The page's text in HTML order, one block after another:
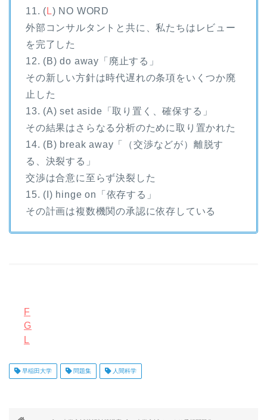
11. ( L) NO WORD
外部コンサルタントと共に、私たちはレビュー
を完了した
12. (B) do away「廃止する」
その新しい方針は時代遅れの条項をいくつか廃
止した
13. (A) set aside「取り置く、確保する」
その結果はさらなる分析のために取り置かれた
14. (B) break away「（交渉などが）離脱す
る、決裂する」
交渉は合意に至らず決裂した
15. (I) hinge on「依存する」
その計画は複数機関の承認に依存している
F
G
L
早稲田大学 問題集 人間科学